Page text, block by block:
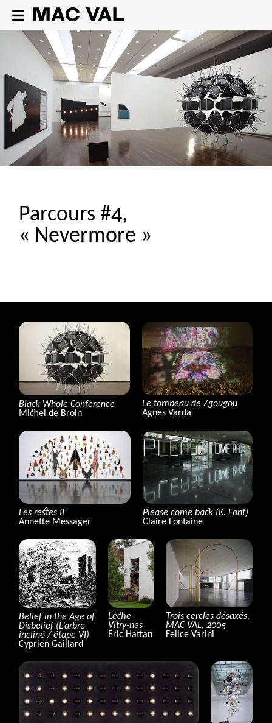
Parcours #4,
« Nevermore »
Black Whole Conference
Michel de Broin
Le tombeau de Zgougou
Agnès Varda
Les restes II
Annette Messager
Please come back (K. Font)
Claire Fontaine
Belief in the Age of
Disbelief (L’arbre
incliné / étape VI)
Cyprien Gaillard
Lèche-
Vitry-nes
Éric Hattan
Trois cercles désaxés,
MAC VAL, 2005
Felice Varini